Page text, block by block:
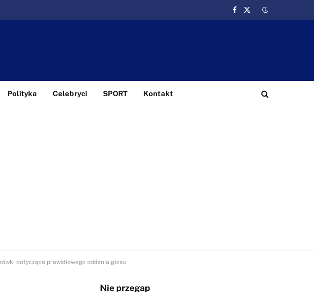
Facebook
X
Polityka Celebryci SPORT Kontakt
dotyczące prawidłowego oddania głosu
Nie przegap